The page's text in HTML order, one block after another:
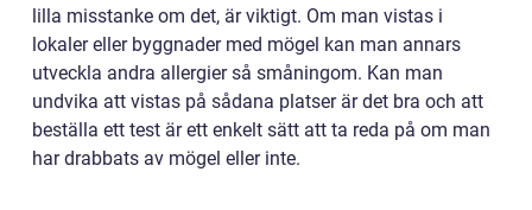
lilla misstanke om det, är viktigt. Om man vistas i
lokaler eller byggnader med mögel kan man annars
utveckla andra allergier så småningom. Kan man
undvika att vistas på sådana platser är det bra och att
beställa ett test är ett enkelt sätt att ta reda på om man
har drabbats av mögel eller inte.